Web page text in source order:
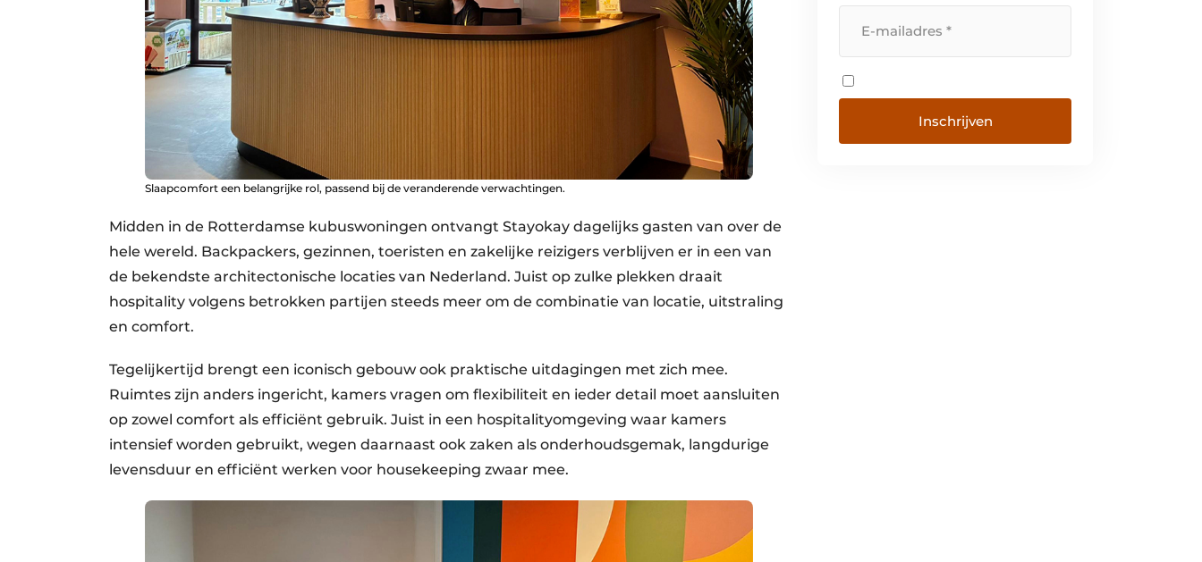
Slaapcomfort een belangrijke rol, passend bij de veranderende verwachtingen.
Midden in de Rotterdamse kubuswoningen ontvangt Stayokay dagelijks gasten van over de
hele wereld. Backpackers, gezinnen, toeristen en zakelijke reizigers verblijven er in een van
de bekendste architectonische locaties van Nederland. Juist op zulke plekken draait
hospitality volgens betrokken partijen steeds meer om de combinatie van locatie, uitstraling
en comfort.
Tegelijkertijd brengt een iconisch gebouw ook praktische uitdagingen met zich mee.
Ruimtes zijn anders ingericht, kamers vragen om flexibiliteit en ieder detail moet aansluiten
op zowel comfort als efficiënt gebruik. Juist in een hospitalityomgeving waar kamers
intensief worden gebruikt, wegen daarnaast ook zaken als onderhoudsgemak, langdurige
levensduur en efficiënt werken voor housekeeping zwaar mee.